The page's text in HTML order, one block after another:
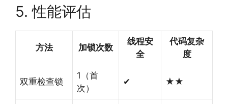
5. 性能评估
方法 加锁次数
线程安
全
代码复杂
度
双重检查锁
1（首
次）
✔ ★★